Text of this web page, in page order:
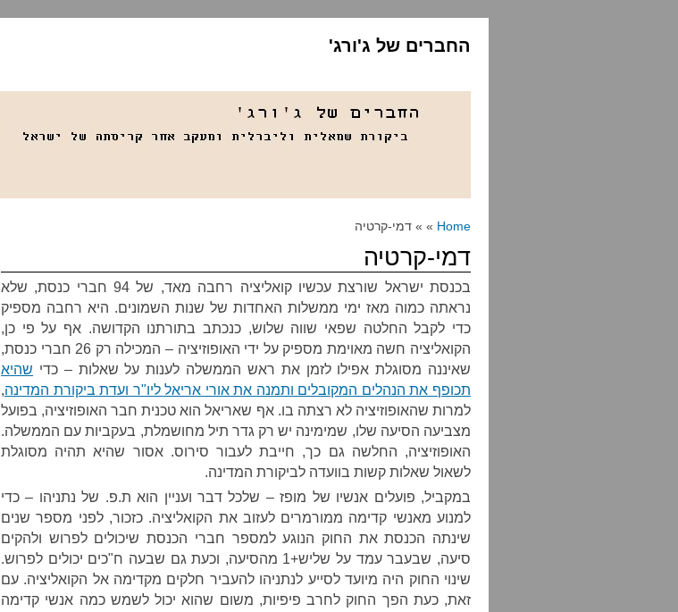
החברים של ג'ורג'
Home » » דמי-קרטיה
דמי-קרטיה
בכנסת ישראל שורצת עכשיו קואליציה רחבה מאד, של 94 חברי כנסת, שלא
נראתה כמוה מאז ימי ממשלות האחדות של שנות השמונים. היא רחבה מספיק
כדי לקבל החלטה שפאי שווה שלוש, כנכתב בתורתנו הקדושה. אף על פי כן,
הקואליציה חשה מאוימת מספיק על ידי האופוזיציה – המכילה רק 26 חברי כנסת,
שאיננה מסוגלת אפילו לזמן את ראש הממשלה לענות על שאלות – כדי שהיא
תכופף את הנהלים המקובלים ותמנה את אורי אריאל ליו"ר ועדת ביקורת המדינה,
למרות שהאופוזיציה לא רצתה בו. אף שאריאל הוא טכנית חבר האופוזיציה, בפועל
מצביעה הסיעה שלו, שמימינה יש רק גדר תיל מחושמלת, בעקביות עם הממשלה.
האופוזיציה, החלשה גם כך, חייבת לעבור סירוס. אסור שהיא תהיה מסוגלת
לשאול שאלות קשות בוועדה לביקורת המדינה.
במקביל, פועלים אנשיו של מופז – שלכל דבר ועניין הוא ת.פ. של נתניהו – כדי
למנוע מאנשי קדימה ממורמרים לעזוב את הקואליציה. כזכור, לפני מספר שנים
שינתה הכנסת את החוק הנוגע למספר חברי הכנסת שיכולים לפרוש ולהקים
סיעה, שבעבר עמד על שליש+1 מהסיעה, וכעת גם שבעה ח"כים יכולים לפרוש.
שינוי החוק היה מיועד לסייע לנתניהו להעביר חלקים מקדימה אל הקואליציה. עם
זאת, כעת הפך החוק לחרב פיפיות, משום שהוא יכול לשמש כמה אנשי קדימה